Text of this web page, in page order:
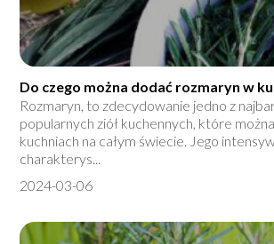
Do czego można dodać rozmaryn w
Rozmaryn, to zdecydowanie jedno z
popularnych ziół kuchennych, które
kuchniach na całym świecie. Jego
charakterys...
2024-03-06